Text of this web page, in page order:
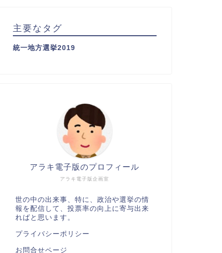
主要なタグ
統一地方選挙2019
アラキ電子版企画室
アラキ電子版のプロフィール
世の中の出来事、特に、政治や選挙の情
報を配信して、投票率の向上に寄与出来
ればと思います。
プライバシーポリシー
お問合せページ